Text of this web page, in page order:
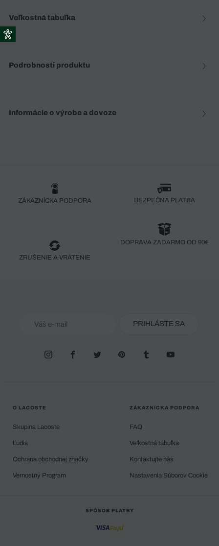
Veľkostná tabuľka
Podrobnosti produktu
Informácie o výrobe a dovoze
ZÁKAZNÍCKA PODPORA BEZPEČNÁ PLATBA
ZRUŠENIE A VRÁTENIE
DOPRAVA ZADARMO OD 90€
PRIHLÁSTE SA
O LACOSTE
Skupina Lacoste
Ľudia
Ochrana obchodnej značky
Vernostný Program
ZÁKAZNÍCKA PODPORA
FAQ
Veľkostná tabuľka
Kontaktujte nás
Nastavenia Súborov Cookie
SPÔSOB PLATBY